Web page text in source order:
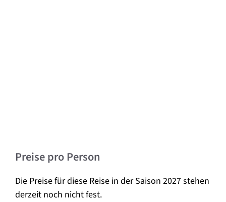
Preise pro Person
Die Preise für diese Reise in der Saison 2027 stehen
derzeit noch nicht fest.